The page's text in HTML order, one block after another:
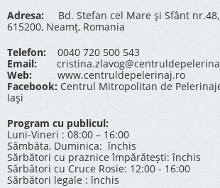
Adresa: Bd. Stefan cel Mare și Sfânt
615200, Neamț, Romania
Telefon: 0040 720 500 543
Email:
Web:
www.centruldepelerinaj.ro
Facebook: Centrul Mitropolitan de
Iași
Program cu publicul:
Luni-Vineri : 08:00 – 16:00
Sâmbăta, Duminica: închis
Sărbători cu praznice împărătești: închis
Sărbători cu Cruce Rosie: 12:00 - 16:00
Sărbători legale : închis